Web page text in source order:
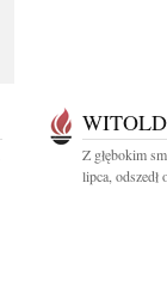
Z głębokim
lipca,